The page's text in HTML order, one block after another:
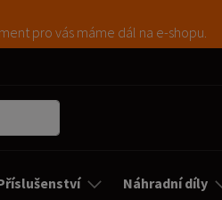
pro vás máme dál na e-shopu.
Náhradní díly